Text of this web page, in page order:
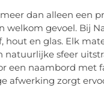
dan alleen een
welkom gevoel. Bij
hout en glas. Elk
sfeer
een naambord met
afwerking zorgt